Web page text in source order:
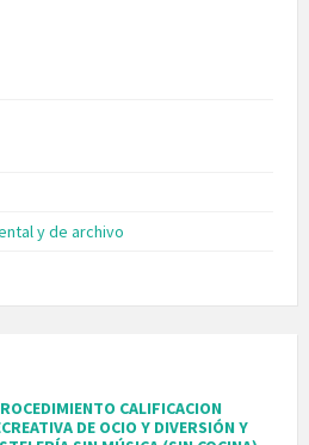
y de archivo
CALIFICACION
DE OCIO Y DIVERSIÓN Y